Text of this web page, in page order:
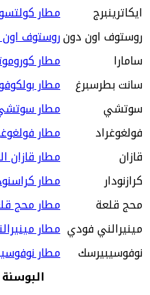
ايكاترينبرج
مطار
روستوف اون دونروستوف
سامارا
مطار
سانت بطرسبرغ
مطار
سوتشي
مطار
فولغوغراد
مطار
قازان
مطار قازان
كرازنودار
مطار
محج قلعة
مطار محج
مينيرالني فودي مطار
نوفوسيبيرسك
مطار